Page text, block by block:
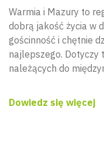
Warmia i Mazury to
dobrą jakość życia w
gościnność i chętnie
najlepszego. Dotyczy
należących do
Dowiedz się więcej